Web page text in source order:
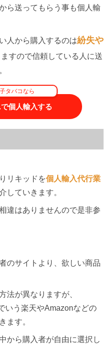
ら送ってもらう事も個人輸
人から購入するのは紛失や
すので信頼している人に送
タバコなら
個人輸入する
リキッドを個人輸入代行業
していきます。
違はありませんので是非参
のサイトより、欲しい商品
法が異なりますが、
いう楽天やAmazonなどの
ます。
から購入者が自由に選択し